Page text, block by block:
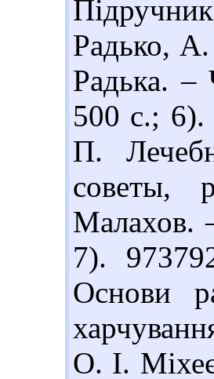
Радько,
Радька. –
500 с.;
П.
советы,
Малахов.
7).
Основи
О. І.